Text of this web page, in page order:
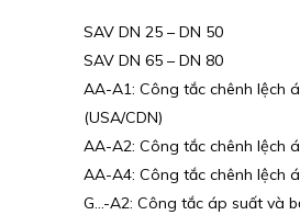
SAV DN 25 – DN 50
SAV DN 65 – DN 80
AA-A1: Công tắc chênh lệch
(USA/CDN)
AA-A2: Công tắc chênh lệch
AA-A4: Công tắc chênh lệch
G…-A2: Công tắc áp suất và